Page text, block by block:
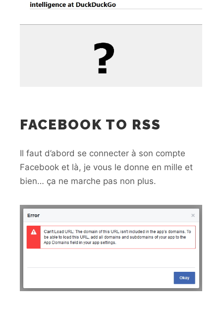
FACEBOOK TO RSS
Il faut d’abord se connecter à son compte
Facebook et là, je vous le donne en mille et
bien… ça ne marche pas non plus.